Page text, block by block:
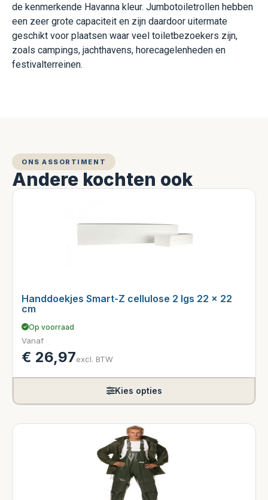
de kenmerkende Havanna kleur. Jumbotoiletrollen hebben
een zeer grote capaciteit en zijn daardoor uitermate
geschikt voor plaatsen waar veel toiletbezoekers zijn,
zoals campings, jachthavens, horecagelenheden en
festivalterreinen.
ONS ASSORTIMENT
Andere kochten ook
Handdoekjes Smart-Z cellulose 2 lgs 22 x 22
cm
Op voorraad
Vanaf
€ 26,97excl. BTW
Kies opties